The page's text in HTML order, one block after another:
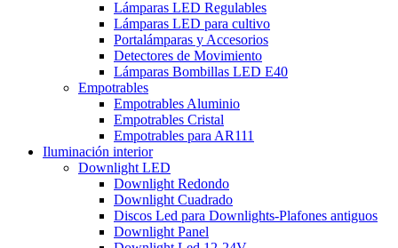
Lámparas LED Regulables
Lámparas LED para cultivo
Portalámparas y Accesorios
Detectores de Movimiento
Lámparas Bombillas LED E40
Empotrables
Empotrables Aluminio
Empotrables Cristal
Empotrables para AR111
Iluminación interior
Downlight LED
Downlight Redondo
Downlight Cuadrado
Discos Led para Downlights-Plafones antiguos
Downlight Panel